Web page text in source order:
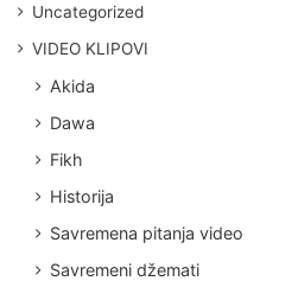
Uncategorized
VIDEO KLIPOVI
Akida
Dawa
Fikh
Historija
Savremena pitanja video
Savremeni džemati